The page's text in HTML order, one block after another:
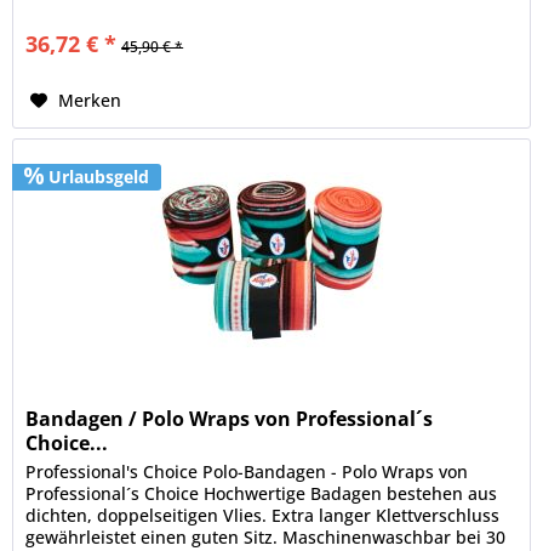
36,72 € * 45,90 € *
Merken
Urlaubsgeld
Bandagen / Polo Wraps von Professional´s
Choice...
Professional's Choice Polo-Bandagen - Polo Wraps von
Professional´s Choice Hochwertige Badagen bestehen aus
dichten, doppelseitigen Vlies. Extra langer Klettverschluss
gewährleistet einen guten Sitz. Maschinenwaschbar bei 30